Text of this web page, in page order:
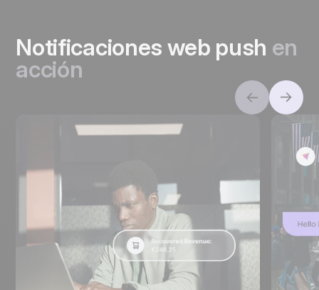
Notificaciones web push en
acción